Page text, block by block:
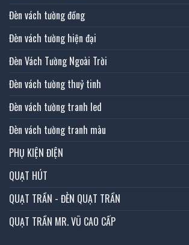
Đèn vách tường đồng
Đèn vách tường hiện đại
Đèn Vách Tường Ngoài Trời
Đèn vách tường thuỷ tinh
Đèn vách tường tranh led
Đèn vách tường tranh màu
PHỤ KIỆN ĐIỆN
QUẠT HÚT
QUẠT TRẦN - ĐÈN QUẠT TRẦN
QUẠT TRẦN MR. VŨ CAO CẤP